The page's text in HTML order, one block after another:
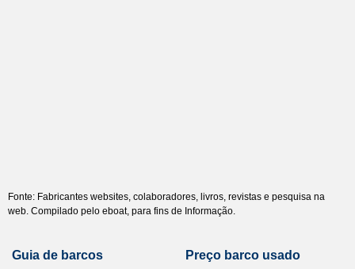
Fonte: Fabricantes websites, colaboradores, livros, revistas e pesquisa na
web. Compilado pelo eboat, para fins de Informação.
Guia de barcos Preço barco usado